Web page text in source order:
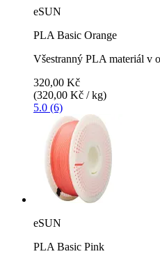
eSUN
PLA Basic Orange
Všestranný PLA materiál v
320,00 Kč
(320,00 Kč / kg)
5.0 (6)
eSUN
PLA Basic Pink